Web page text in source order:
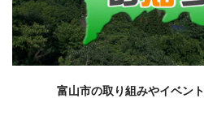
富山市の取り組みやイベン